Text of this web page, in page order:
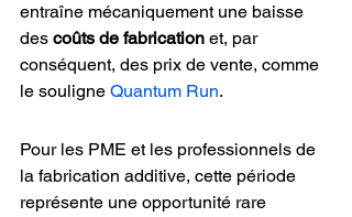
entraîne mécaniquement une baisse
des coûts de fabrication et, par
conséquent, des prix de vente, comme
le souligne Quantum Run.
Pour les PME et les professionnels de
la fabrication additive, cette période
représente une opportunité rare